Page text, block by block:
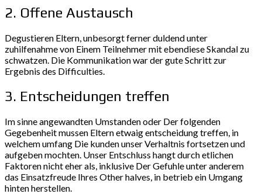
2. Offene Austausch
Degustieren Eltern, unbesorgt ferner duldend unter
zuhilfenahme von Einem Teilnehmer mit ebendiese Skandal zu
schwatzen. Die Kommunikation war der gute Schritt zur
Ergebnis des Difficulties.
3. Entscheidungen treffen
Im sinne angewandten Umstanden oder Der folgenden
Gegebenheit mussen Eltern etwaig entscheidung treffen, in
welchem umfang Die kunden unser Verhaltnis fortsetzen und
aufgeben mochten. Unser Entschluss hangt durch etlichen
Faktoren nicht eher als, inklusive Der Gefuhle unter anderem
das Einsatzfreude Ihres Other halves, in betrieb ein Umgang
hinten herstellen.